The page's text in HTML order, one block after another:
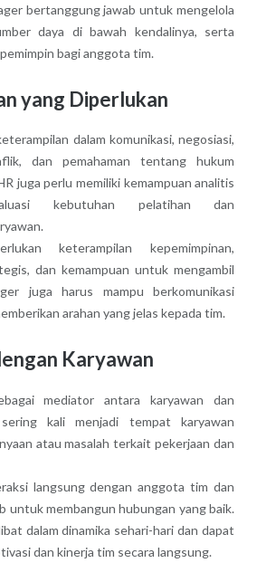
bertanggung jawab untuk mengelola
daya di bawah kendalinya, serta
bagi anggota tim.
yang Diperlukan
dalam komunikasi, negosiasi,
dan pemahaman tentang hukum
juga perlu memiliki kemampuan analitis
kebutuhan pelatihan dan
keterampilan kepemimpinan,
dan kemampuan untuk mengambil
juga harus mampu berkomunikasi
arahan yang jelas kepada tim.
Karyawan
mediator antara karyawan dan
kali menjadi tempat karyawan
atau masalah terkait pekerjaan dan
langsung dengan anggota tim dan
untuk membangun hubungan yang baik.
dalam dinamika sehari-hari dan dapat
dan kinerja tim secara langsung.